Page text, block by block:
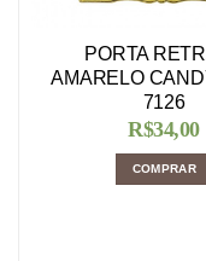
PORTA
AMARELO
7126
R$34,00
COMPRAR